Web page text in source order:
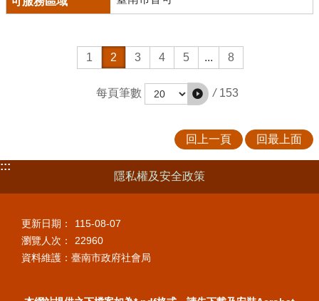
1 2 3 4 5 ... 8
每頁筆數 / 153
回上一頁 回最上面
:::
隱私權及安全政策
更新日期：
115-08-07
瀏覽人次：
22960
資料維護：臺南市政府社會局